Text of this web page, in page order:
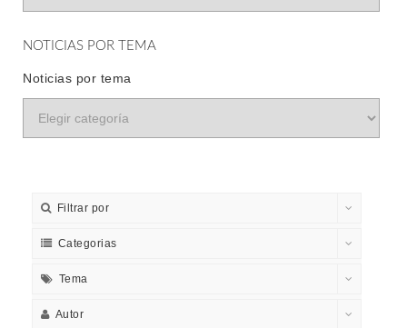
NOTICIAS POR TEMA
Noticias por tema
Filtrar por
Categorias
Tema
Autor